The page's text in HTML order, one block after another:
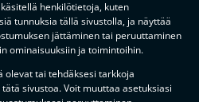
henkilötietoja, kuten
tunnuksia tällä sivustolla, ja näyttää
jättäminen tai peruuttaminen
ominaisuuksiin ja toimintoihin.
olevat tai tehdäksesi tarkkoja
sivustoa. Voit muuttaa asetuksiasi
KUMPPANIT